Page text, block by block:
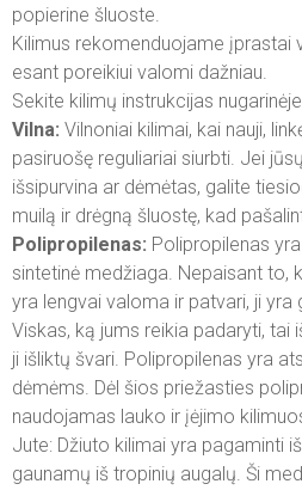
popierine šluoste.
Kilimus rekomenduojame įprastai
esant poreikiui valomi dažniau.
Sekite kilimų instrukcijas
Vilna: Vilnoniai kilimai, kai nauji,
pasiruošę reguliariai siurbti. Jei
išsipurvina ar dėmėtas, galite
muilą ir drėgną šluostę, kad
Polipropilenas: Polipropilenas
sintetinė medžiaga. Nepaisant to,
yra lengvai valoma ir patvari, ji yra
Viskas, ką jums reikia padaryti, tai
ji išliktų švari. Polipropilenas yra
dėmėms. Dėl šios priežasties
naudojamas lauko ir įėjimo
Jute: Džiuto kilimai yra pagaminti
gaunamų iš tropinių augalų. Ši